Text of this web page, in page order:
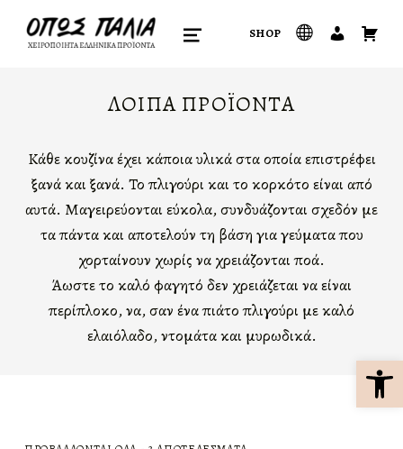
Ανοίξτε τη γραμμή εργαλείων
όπως παλιά
ΧΕΙΡΟΠΟΊΗΤΑ ΕΛΛΗΝΙΚΆ ΠΡΟΪΌΝΤΑ
ΜΕΝΟΎ
SHOP
ΛΟΙΠΑ ΠΡΟΪΟΝΤΑ
Κάθε κουζίνα έχει κάποια υλικά στα οποία επιστρέφει
ξανά και ξανά. Το πλιγούρι και το κορκότο είναι από
αυτά. Μαγειρεύονται εύκολα, συνδυάζονται σχεδόν με
τα πάντα και αποτελούν τη βάση για γεύματα που
χορταίνουν χωρίς να χρειάζονται πολλά.
Άλλωστε το καλό φαγητό δεν χρειάζεται να είναι
περίπλοκο, να, σαν ένα πιάτο πλιγούρι με καλό
ελαιόλαδο, ντομάτα και μυρωδικά.